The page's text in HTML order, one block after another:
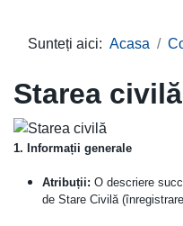
Sunteți aici: Acasa
Starea civilă
1. Informații generale
Atribuții: O descriere
de Stare Civilă